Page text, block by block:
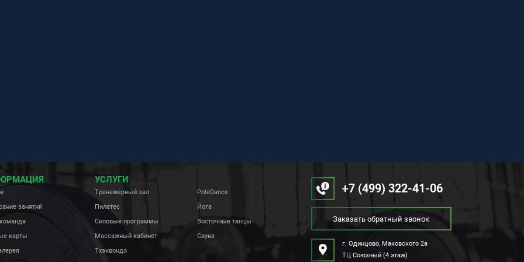
занятий
карты
УСЛУГИ
Тренажерный зал
Пилатес
Силовые программы
Массажный кабинет
Тхэквондо
PoleDance
Йога
Восточные танцы
Сауна
+7 (499) 322-41-06
Заказать обратный звонок
г. Одинцово, Маковского 2а
ТЦ Союзный (4 этаж)